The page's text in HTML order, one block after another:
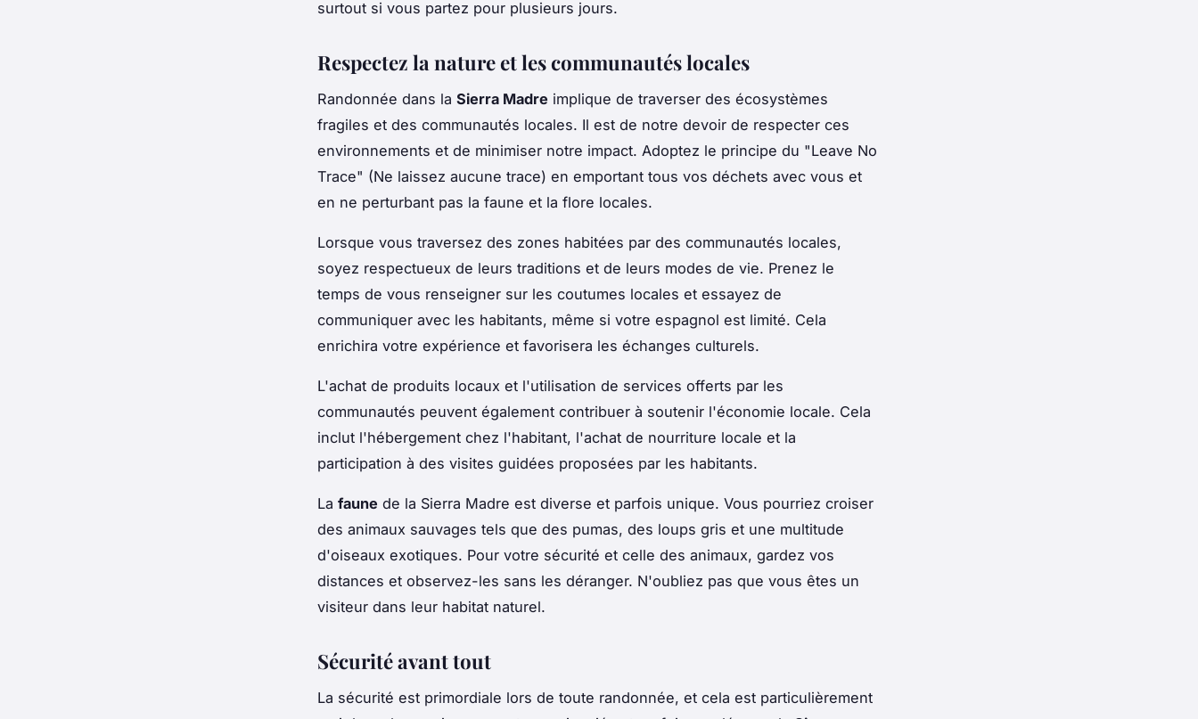
surtout si vous partez pour plusieurs jours.
Respectez la nature et les communautés locales
Randonnée dans la Sierra Madre implique de traverser des écosystèmes
fragiles et des communautés locales. Il est de notre devoir de respecter ces
environnements et de minimiser notre impact. Adoptez le principe du "Leave No
Trace" (Ne laissez aucune trace) en emportant tous vos déchets avec vous et
en ne perturbant pas la faune et la flore locales.
Lorsque vous traversez des zones habitées par des communautés locales,
soyez respectueux de leurs traditions et de leurs modes de vie. Prenez le
temps de vous renseigner sur les coutumes locales et essayez de
communiquer avec les habitants, même si votre espagnol est limité. Cela
enrichira votre expérience et favorisera les échanges culturels.
L'achat de produits locaux et l'utilisation de services offerts par les
communautés peuvent également contribuer à soutenir l'économie locale. Cela
inclut l'hébergement chez l'habitant, l'achat de nourriture locale et la
participation à des visites guidées proposées par les habitants.
La faune de la Sierra Madre est diverse et parfois unique. Vous pourriez croiser
des animaux sauvages tels que des pumas, des loups gris et une multitude
d'oiseaux exotiques. Pour votre sécurité et celle des animaux, gardez vos
distances et observez-les sans les déranger. N'oubliez pas que vous êtes un
visiteur dans leur habitat naturel.
Sécurité avant tout
La sécurité est primordiale lors de toute randonnée, et cela est particulièrement